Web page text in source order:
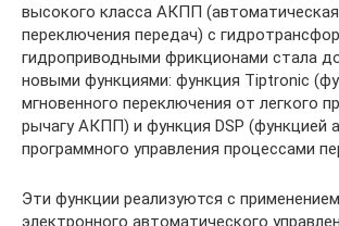
высокого класса АКПП
переключения передач) с
гидроприводными фрикционами стала
новыми функциями: функция Tiptronic
мгновенного переключения от легкого
рычагу АКПП) и функция DSP (функцией
программного управления процессами
Эти функции реализуются с
электронного автоматического